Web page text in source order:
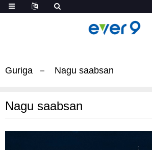
Guriga Nagu saabsan
Nagu saabsan